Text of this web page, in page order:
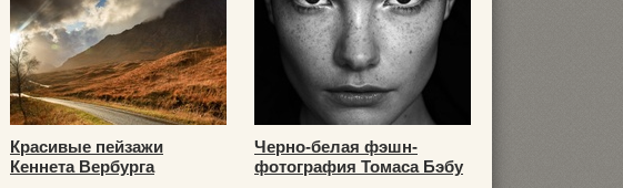
Красивые пейзажи
Кеннета Вербурга
Черно-белая фэшн-
фотография Томаса Бэбу